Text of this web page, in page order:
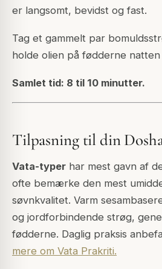
er langsomt, bevidst og fast.
Tag et gammelt par
holde olien på fødderne natten
Samlet tid: 8 til 10 minutter.
Tilpasning til din
Vata-typer har mest gavn af
ofte bemærke den mest
søvnkvalitet. Varm
og jordforbindende strøg,
fødderne. Daglig praksis
mere om Vata Prakriti.